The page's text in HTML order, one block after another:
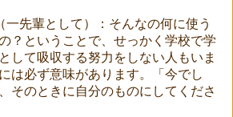
先輩として）：そんなの何に使う
？ということで、せっかく学校で学
して吸収する努力をしない人もいま
は必ず意味があります。「今でし
そのときに自分のものにしてくださ